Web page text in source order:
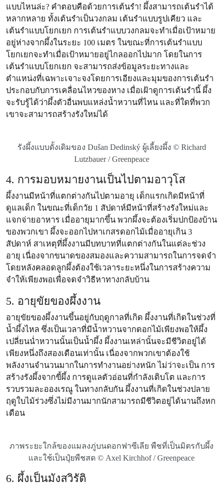
แบบไหนล่ะ? คำตอบคือด้วยการเต้นรำ! ผึ้งสามารถเต้นรำได้
หลากหลาย ทั้งเต้นรำเป็นวงกลม เต้นรำแบบรูปเคียว และ
เต้นรำแบบโยกเยก การเต้นรำแบบวงกลมจะทำเมื่อเป้าหมาย
อยู่ห่างจากผึ้งในระยะ 100 เมตร ในขณะที่การเต้นรำแบบ
โยกเยกจะทำเมื่อเป้าหมายอยู่ไกลออกไปมาก โดยในการ
เต้นรำแบบโยกเยก จะสามารถส่งข้อมูลระยะทางและ
ตำแหน่งที่เฉพาะเจาะจงโดยการเอียงและมุมของการเต้นรำ
ประกอบกับการเคลื่อนไหวของหาง เมื่อเฝ้าดูการเต้นรำนี้ ผึ้ง
จะรับรู้ได้ว่าผึ้งตัวอื่นพบแหล่งน้ำหวานที่ไหน และที่ใดที่พวก
เขาจะสามารถสร้างรังใหม่ได้
รังผึ้งแบบดั้งเดิมของ Dušan Dedinský ผู้เลี้ยงผึ้ง © Richard
Lutzbauer / Greenpeace
4. การมอบหมายงานเป็นไปตามอาวุโส
ผึ้งงานมีหน้าที่แตกต่างกันไปตามอายุ เด็กแรกเกิดมีหน้าที่
ดูแลเด็ก ในขณะที่เด็กวัย 1 สัปดาห์มีหน้าที่สร้างรังใหม่และ
แจกจ่ายอาหาร เมื่ออายุมากขึ้น พวกผึ้งจะต้องเริ่มปกป้องบ้าน
ของพวกเขา ผึ้งจะออกไปหาเกสรดอกไม้เมื่ออายุเกิน 3
สัปดาห์ สาเหตุที่ผึ้งงานมีบทบาทที่แตกต่างกันในแต่ละช่วง
อายุ เนื่องจากขนาดของสมองและความสามารถในการจดจำ
โดยหลังคลอดลูกผึ้งต้องใช้เวลาระยะหนึ่งในการสร้างความ
จำให้เพียงพอเพื่อจดจำวิธีหาทางกลับบ้าน
5. อายุขัยของผึ้งงาน
อายุขัยของผึ้งงานขึ้นอยู่กับฤดูกาลที่เกิด ผึ้งงานที่เกิดในช่วงที่
น้ำผึ้งไหล ซึ่งเป็นเวลาที่มีน้ำหวานจากดอกไม้เพียงพอให้ผึ้ง
เปลี่ยนน่ำหวานนั้นเป็นน้ำผึ้ง ผึ้งงานเหล่านั้นจะมีชีวิตอยู่ได้
เพียงหนึ่งถึงสองเดือนเท่านั้น เนื่องจากพวกเขาต้องใช้
พลังงานจำนวนมากในการทำงานอย่างหนัก ไม่ว่าจะเป็น การ
สร้างรังผึ้งจากขี้ผึ้ง การดูแลตัวอ่อนที่กำลังเติบโต และการ
รวบรวมละอองเรณู ในทางกลับกัน ผึ้งงานที่เกิดในช่วงปลาย
ฤดูใบไม้ร่วงซึ่งไม่มีงานมากนักสามารถมีชีวิตอยู่ได้นานถึงหก
เดือน
ภาพระยะใกล้ของแมลงภู่บนดอกฟาซีเลีย พืชที่เป็นมิตรกับผึ้ง
และใช้เป็นปุ๋ยพืชสด © Axel Kirchhof / Greenpeace
6. ผึ้งเป็นมังสวิรัติ